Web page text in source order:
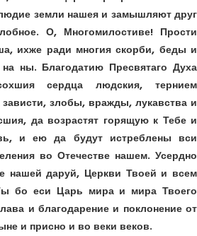
земли нашея и замышляют друг
О, Многомилостиве! Прости
ихже ради многия скорби, беды и
ны. Благодатию Пресвятаго Духа
сердца людския, тернием
злобы, вражды, лукавства и
да возрастят горящую к Тебе и
и ею да будут истреблены вси
во Отечестве нашем. Усердно
нашей даруй, Церкви Твоей и всем
бо еси Царь мира и мира Твоего
и благодарение и поклонение от
и присно и во веки веков.